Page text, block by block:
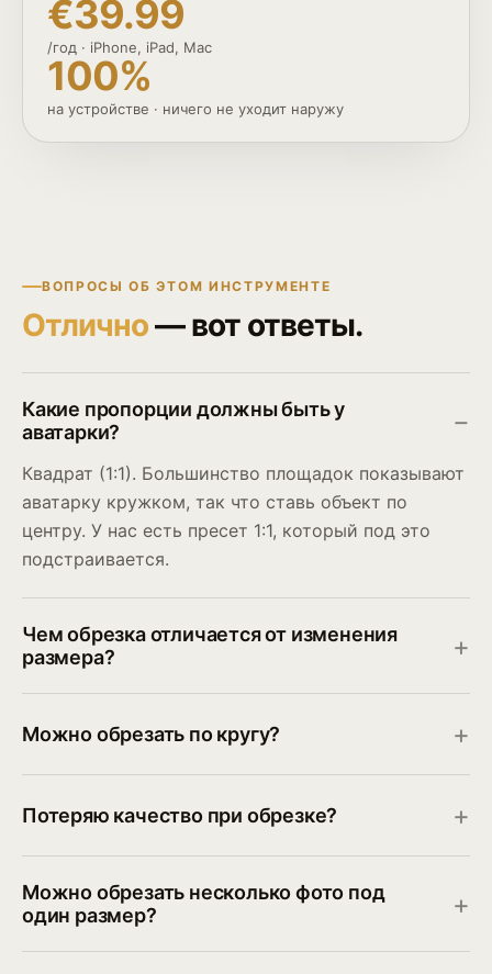
€39.99
/год · iPhone, iPad, Mac
100%
на устройстве · ничего не уходит наружу
ВОПРОСЫ ОБ ЭТОМ ИНСТРУМЕНТЕ
Отлично— вот ответы.
Какие пропорции должны быть у
аватарки?
Квадрат (1:1). Большинство площадок показывают
аватарку кружком, так что ставь объект по
центру. У нас есть пресет 1:1, который под это
подстраивается.
Чем обрезка отличается от изменения
размера?
Можно обрезать по кругу?
Потеряю качество при обрезке?
Можно обрезать несколько фото под
один размер?